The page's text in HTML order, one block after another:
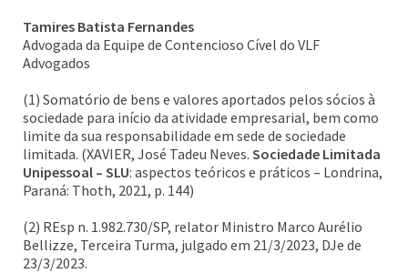
Tamires Batista Fernandes
Advogada da Equipe de Contencioso Cível do VLF
Advogados
(1) Somatório de bens e valores aportados pelos sócios à
sociedade para início da atividade empresarial, bem como
limite da sua responsabilidade em sede de sociedade
limitada. (XAVIER, José Tadeu Neves. Sociedade Limitada
Unipessoal – SLU: aspectos teóricos e práticos – Londrina,
Paraná: Thoth, 2021, p. 144)
(2) REsp n. 1.982.730/SP, relator Ministro Marco Aurélio
Bellizze, Terceira Turma, julgado em 21/3/2023, DJe de
23/3/2023.